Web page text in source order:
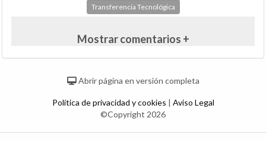
Transferencia Tecnológica
Mostrar comentarios +
Abrir página en versión completa
Política de privacidad y cookies | Aviso Legal
©Copyright 2026